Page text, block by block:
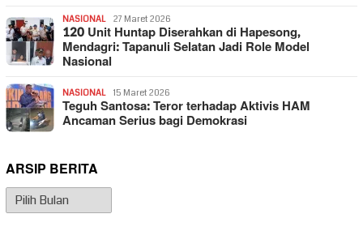
NASIONAL 27 Maret 2026
120 Unit Huntap Diserahkan di Hapesong,
Mendagri: Tapanuli Selatan Jadi Role Model
Nasional
NASIONAL 15 Maret 2026
Teguh Santosa: Teror terhadap Aktivis HAM
Ancaman Serius bagi Demokrasi
ARSIP BERITA
Arsip
Berita